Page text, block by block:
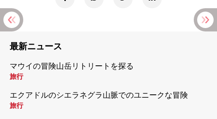
最新ニュース
マウイの冒険山岳リトリートを探る
旅行
エクアドルのシエラネグラ山脈でのユニークな冒険
旅行